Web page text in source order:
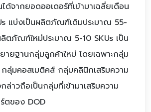
ได้จากยอดออเดอร์ที่เข้ามาเฉลี่ยเดือน
แบ่งเป็นผลิตภัณฑ์เดิมประมาณ 55-
ลิตภัณฑ์ใหม่ประมาณ 5-10 SKUs เป็น
ายฐานกลุ่มลูกค้าใหม่ โดยเฉพาะกลุ่ม
ลุ่มคอสเมติคส์ กลุ่มคลินิกเสริมความ
าวถือเป็นกลุ่มที่เข้ามาเสริมความ
ตของ DOD